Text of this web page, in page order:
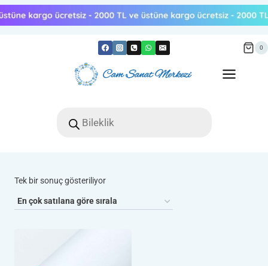
Skip
to
0
search
Tek bir sonuç gösteriliyor